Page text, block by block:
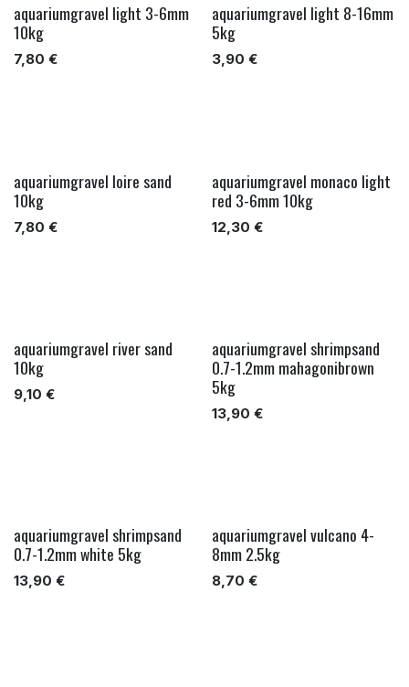
aquariumgravel light 3-6mm
10kg
7,80 €
aquariumgravel light 8-16mm
5kg
3,90 €
aquariumgravel loire sand
10kg
7,80 €
aquariumgravel monaco light
red 3-6mm 10kg
12,30 €
aquariumgravel river sand
10kg
9,10 €
aquariumgravel shrimpsand
0.7-1.2mm mahagonibrown
5kg
13,90 €
aquariumgravel shrimpsand
0.7-1.2mm white 5kg
13,90 €
aquariumgravel vulcano 4-
8mm 2.5kg
8,70 €